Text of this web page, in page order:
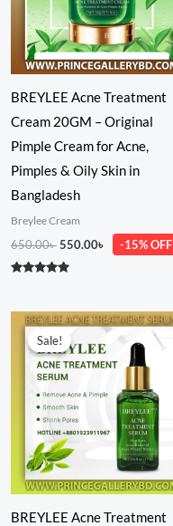
BREYLEE Acne Treatment
Cream 20GM – Original
Pimple Cream for Acne,
Pimples & Oily Skin in
Bangladesh
Breylee Cream
650.00৳550.00৳ -15% OFF
Sale!
Sale!
BREYLEE Acne Treatment
Original
price
was:
500.00৳ .
Current
price
is:
380.00৳ .